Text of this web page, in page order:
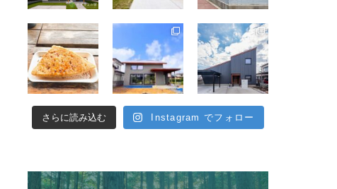
さらに読み込む Instagram でフォロー